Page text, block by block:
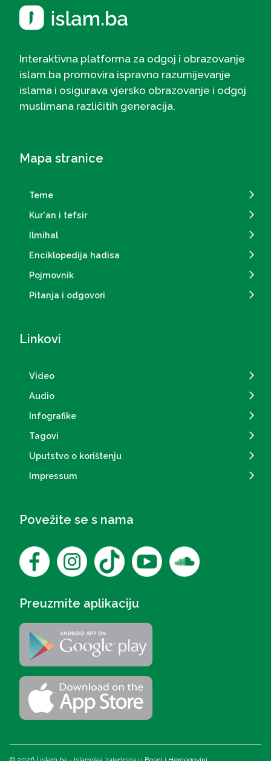
Interaktivna platforma za odgoj i obrazovanje
islam.ba promovira ispravno razumijevanje
islama i osigurava vjersko obrazovanje i odgoj
muslimana različitih generacija.
Mapa stranice
Teme
Kur'an i tefsir
Ilmihal
Enciklopedija hadisa
Pojmovnik
Pitanja i odgovori
Linkovi
Video
Audio
Infografike
Tagovi
Uputstvo o korištenju
Impressum
Povežite se s nama
Preuzmite aplikaciju